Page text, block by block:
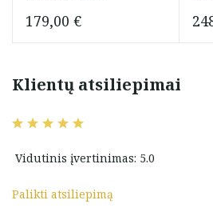
179,00 €
Klientų atsiliepimai
Vidutinis įvertinimas: 5.0
Palikti atsiliepimą